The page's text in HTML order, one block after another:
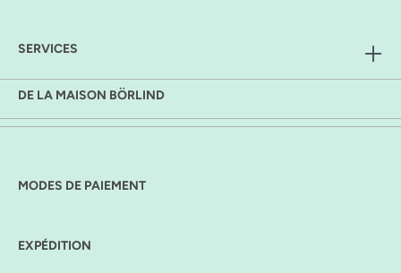
SERVICES
DE LA MAISON BÖRLIND
MODES DE PAIEMENT
EXPÉDITION